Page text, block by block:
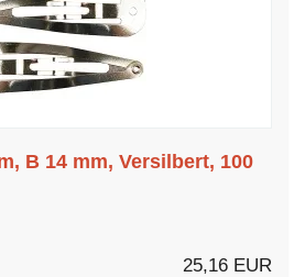
B 14 mm, Versilbert, 100
25,16 EUR